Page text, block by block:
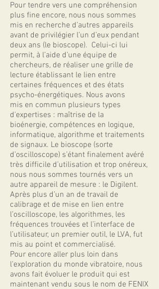
Pour tendre vers une compréhension
plus fine encore, nous nous sommes
mis en recherche d’autres appareils
avant de privilégier l’un d’eux pendant
deux ans (le bioscope). Celui-ci lui
permit, à l’aide d’une équipe de
chercheurs, de réaliser une grille de
lecture établissant le lien entre
certaines fréquences et des états
psycho-énergétiques. Nous avons
mis en commun plusieurs types
d'expertises : maîtrise de la
bioénergie, compétences en logique,
informatique, algorithme et traitements
de signaux. Le bioscope (sorte
d’oscilloscope) s’étant finalement avéré
très difficile d’utilisation et trop onéreux,
nous nous sommes tournés vers un
autre appareil de mesure : le Digilent.
Après plus d’un an de travail de
calibrage et de mise en lien entre
l’oscilloscope, les algorithmes, les
fréquences trouvées et l’interface de
l’utilisateur, un premier outil, le LVA, fut
mis au point et commercialisé.
Pour encore aller plus loin dans
l'exploration du monde vibratoire, nous
avons fait évoluer le produit qui est
maintenant vendu sous le nom de FENIX